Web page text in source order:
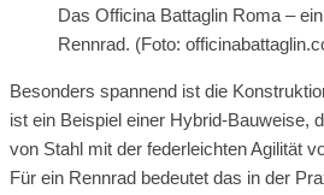
Das Officina Battaglin Roma –
Rennrad. (Foto:
Besonders spannend ist die
ist ein Beispiel einer Hybrid-Bauweise,
von Stahl mit der federleichten Agilität
Für ein Rennrad bedeutet das in der